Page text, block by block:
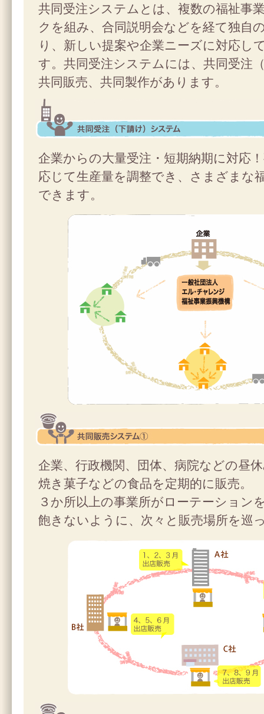
そこでは障がいのある方々が働いています。福祉事業所の
数の多さは、大阪の宝物です！
そんな特徴を活かす試みが、共同受注システムです。
共同受注システムとは、複数の福祉事
クを組み、合同説明会などを経て独自
り、新しい提案や企業ニーズに対応し
す。共同受注システムには、共同受注
共同販売、共同製作があります。
企業からの大量受注・短期納期に対応
応じて生産量を調整でき、さまざまな
できます。
企業、行政機関、団体、病院などの昼
焼き菓子などの食品を定期的に販売。
３か所以上の事業所がローテーション
飽きないように、次々と販売場所を巡